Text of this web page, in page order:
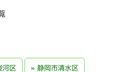
河区 静岡市清水区